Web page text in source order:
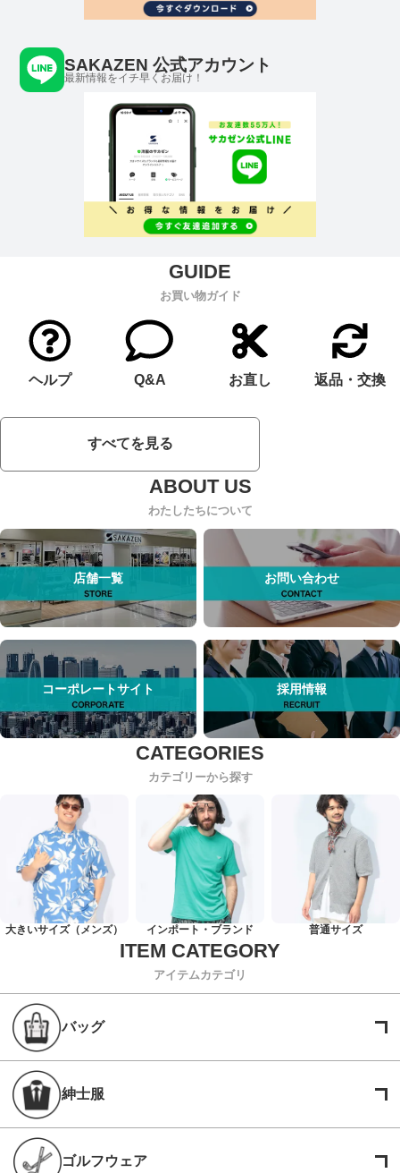
SAKAZEN 公式アカウント
最新情報をイチ早くお届け！
お買い物ガイド
ヘルプ Q&A お直し 返品・交換
すべてを見る
わたしたちについて
店舗一覧 お問い合わせ
コーポレートサイト 採用情報
カテゴリーから探す
大きいサイズ（メンズ） インポート・ブランド 普通サイズ
アイテムカテゴリ
バッグ
紳士服
ゴルフウェア